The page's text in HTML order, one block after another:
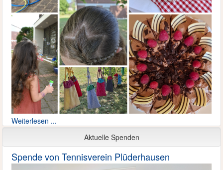
Weiterlesen ...
Aktuelle Spenden
Spende von Tennisverein Plüderhausen